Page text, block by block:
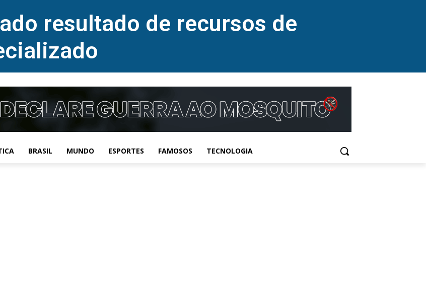
resultado de recursos de
BRASIL MUNDO ESPORTES FAMOSOS TECNOLOGIA